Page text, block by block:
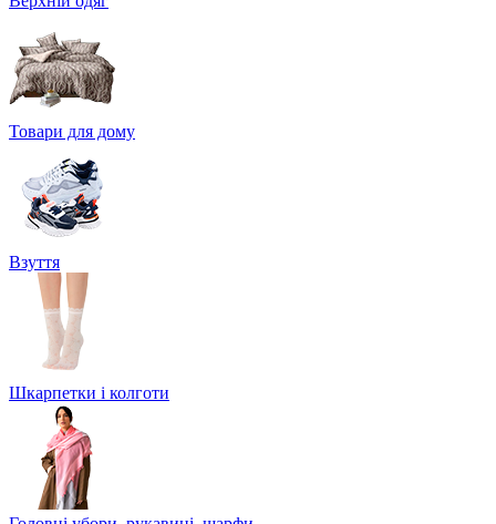
Товари для дому
Взуття
Шкарпетки і колготи